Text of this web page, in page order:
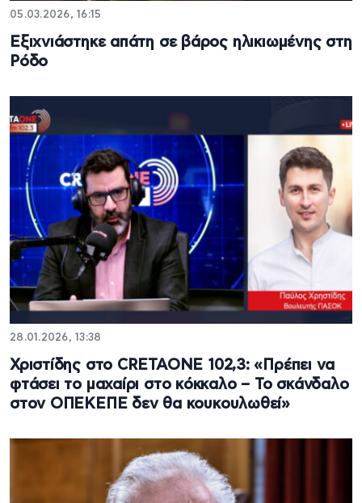
05.03.2026, 16:15
Εξιχνιάστηκε απάτη σε βάρος ηλικιωμένης στη
Ρόδο
28.01.2026, 13:38
Χριστίδης στο CRETAONE 102,3: «Πρέπει να
φτάσει το μαχαίρι στο κόκκαλο – Το σκάνδαλο
στον ΟΠΕΚΕΠΕ δεν θα κουκουλωθεί»